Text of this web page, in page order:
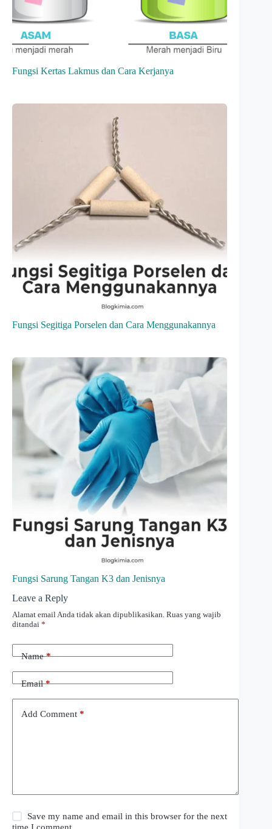
Fungsi Kertas Lakmus dan Cara Kerjanya
Fungsi Segitiga Porselen dan Cara Menggunakannya
Fungsi Sarung Tangan K3 dan Jenisnya
Leave a Reply
Alamat email Anda tidak akan dipublikasikan. Ruas yang wajib
ditandai *
Name*
Email*
Add Comment *
Save my name and email in this browser for the next